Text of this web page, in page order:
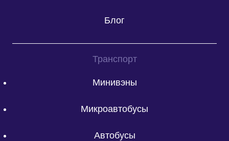
Блог
Транспорт
Минивэны
Микроавтобусы
Автобусы